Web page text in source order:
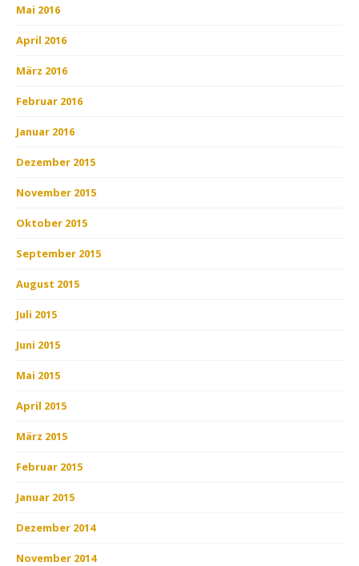
Mai 2016
April 2016
März 2016
Februar 2016
Januar 2016
Dezember 2015
November 2015
Oktober 2015
September 2015
August 2015
Juli 2015
Juni 2015
Mai 2015
April 2015
März 2015
Februar 2015
Januar 2015
Dezember 2014
November 2014